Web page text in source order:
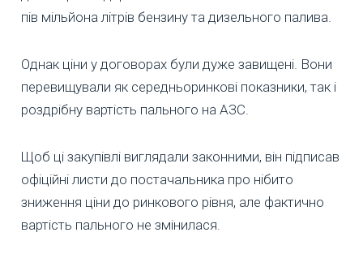
пів мільйона літрів бензину та дизельного палива.
Однак ціни у договорах були дуже завищені. Вони
перевищували як середньоринкові показники, так і
роздрібну вартість пального на АЗС.
Щоб ці закупівлі виглядали законними, він підписав
офіційні листи до постачальника про нібито
зниження ціни до ринкового рівня, але фактично
вартість пального не змінилася.